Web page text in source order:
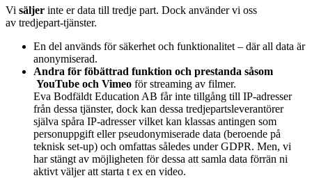
Vi säljer inte er data till tredje part. Dock använder vi oss
av tredjepart-tjänster.
En del används för säkerhet och funktionalitet – där all data är
anonymiserad.
Andra för föbättrad funktion och prestanda såsom
YouTube och Vimeo för streaming av filmer.
Eva Bodfäldt Education AB får inte tillgång till IP-adresser
från dessa tjänster, dock kan dessa tredjepartsleverantörer
själva spåra IP-adresser vilket kan klassas antingen som
personuppgift eller pseudonymiserade data (beroende på
teknisk set-up) och omfattas således under GDPR. Men, vi
har stängt av möjligheten för dessa att samla data förrän ni
aktivt väljer att starta t ex en video.